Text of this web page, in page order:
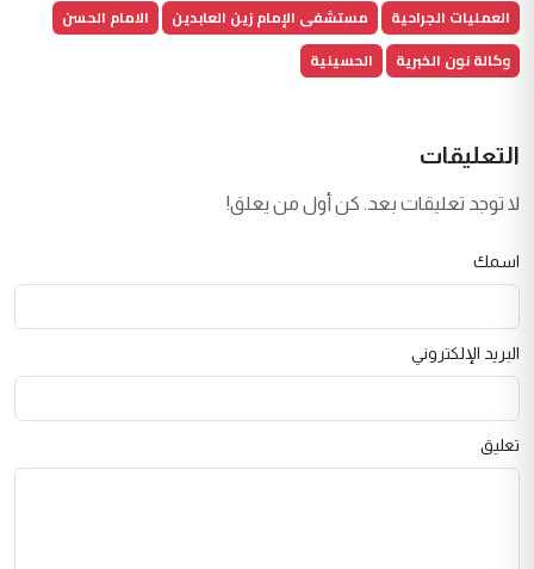
العمليات الجراحية
مستشفى الإمام زين العابدين
الامام الحسن
وكالة نون الخبرية
الحسينية
التعليقات
لا توجد تعليقات بعد. كن أول من يعلق!
اسمك
البريد الإلكتروني
تعليق